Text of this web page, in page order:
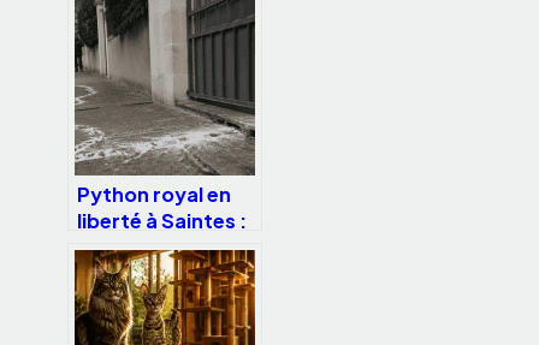
Python royal en
liberté à Saintes :
danger réel,
simple curiosité
ou psychose
collective ?